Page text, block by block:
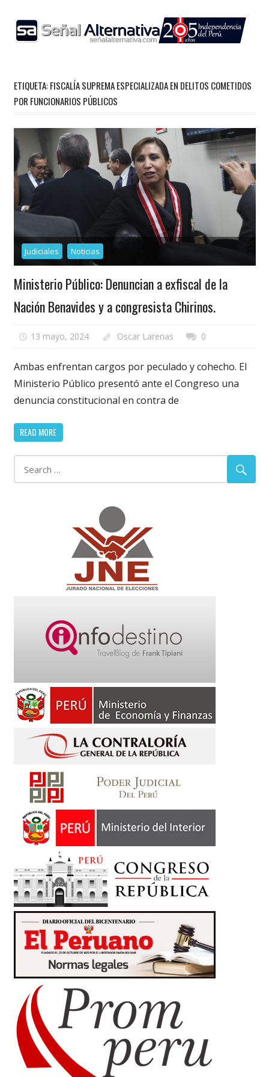
content
ETIQUETA:FISCALÍA SUPREMA ESPECIALIZADA EN DELITOS COMETIDOS
POR FUNCIONARIOS PÚBLICOS
Judiciales Noticias
Ministerio Público: Denuncian a exfiscal de la
Nación Benavides y a congresista Chirinos.
13 mayo, 2024 Oscar Larenas 0
Ambas enfrentan cargos por peculado y cohecho. El
Ministerio Público presentó ante el Congreso una
denuncia constitucional en contra de
READ MORE